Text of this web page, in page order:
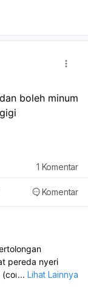
boleh minum
Komentar
1 Komentar
pereda nyeri
Panadol,
... Lihat Lainnya